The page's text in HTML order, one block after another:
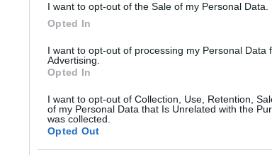
I want to opt-out of the Sale of my Personal Data.
Opted In
I want to opt-out of processing my Personal Data
Advertising.
Opted In
I want to opt-out of Collection, Use, Retention,
of my Personal Data that Is Unrelated with the
was collected.
Opted Out